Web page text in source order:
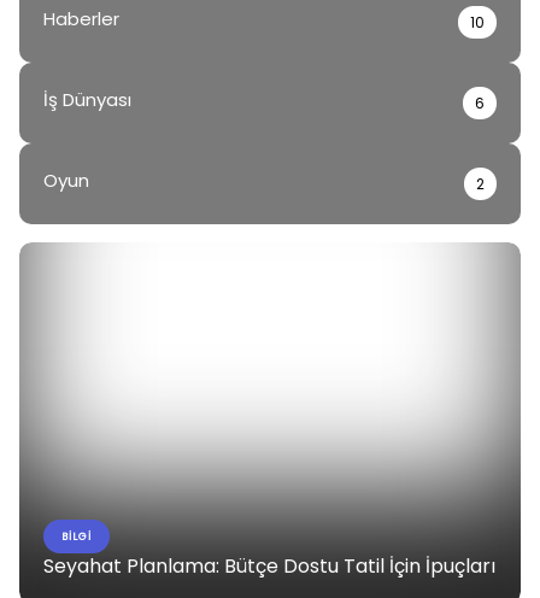
Haberler 10
İş Dünyası 6
Oyun 2
BILGI
Seyahat Planlama: Bütçe Dostu Tatil İçin İpuçları